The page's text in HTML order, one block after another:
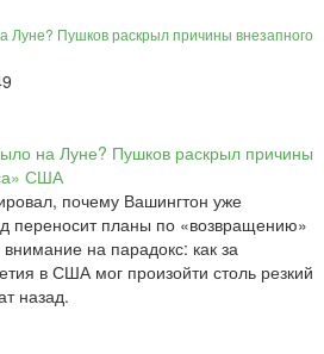
Луне? Пушков раскрыл причины внезапного
почему Вашингтон уже
переносит планы по «возвращению»
на парадокс: как за
в США мог произойти столь резкий
назад.